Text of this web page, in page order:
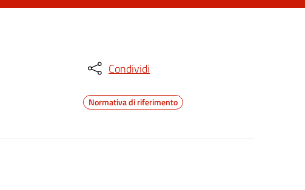
Condividi
Normativa di riferimento